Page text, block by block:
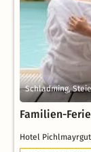
Schladming,
Familien-
Hotel